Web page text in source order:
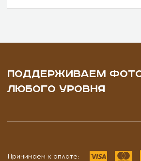
ПОДДЕРЖИВАЕМ
ЛЮБОГО УРОВНЯ
Принимаем к оплате: